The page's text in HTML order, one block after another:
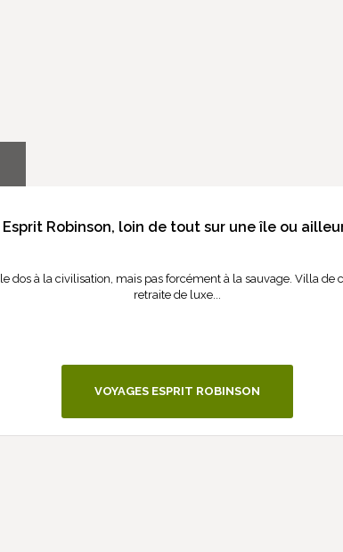
Esprit Robinson, loin de tout sur une île ou
dos à la civilisation, mais pas forcément à la sauvage. Villa de
retraite de luxe...
VOYAGES ESPRIT ROBINSON